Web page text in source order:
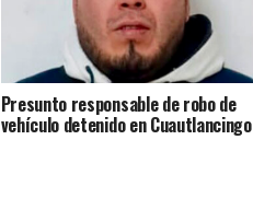
Presunto responsable de robo de
vehículo detenido en Cuautlancingo